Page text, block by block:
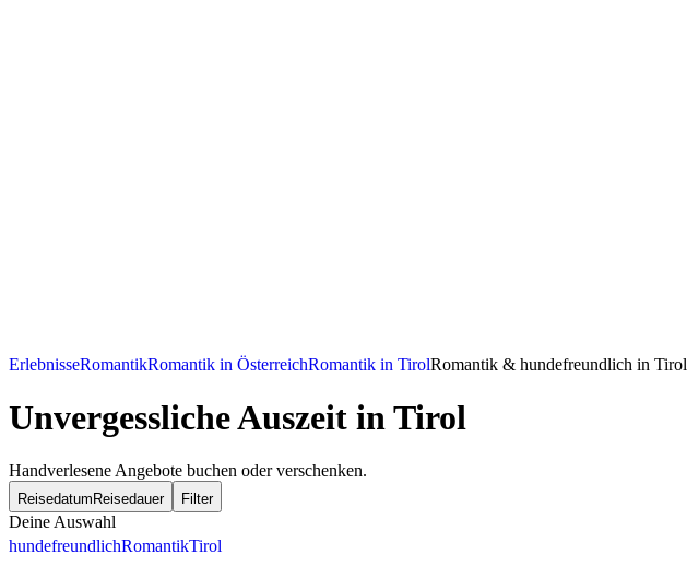
ErlebnisseRomantikRomantik in ÖsterreichRomantik in TirolRomantik & hundefreundlich in Tirol
Unvergessliche Auszeit in Tirol
Handverlesene Angebote buchen oder verschenken.
Reisedatum Reisedauer Filter
Deine Auswahl
hundefreundlichRomantikTirol